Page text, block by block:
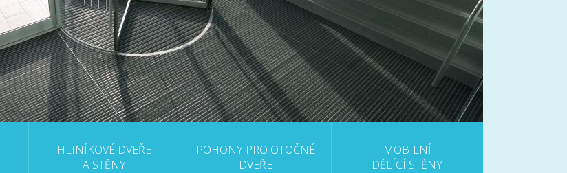
HLINÍKOVÉ DVEŘE
A STĚNY
POHONY PRO OTOČNÉ
DVEŘE
MOBILNÍ
DĚLÍCÍ STĚNY